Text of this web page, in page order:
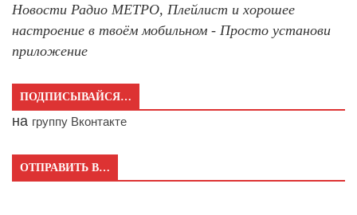
Новости Радио МЕТРО, Плейлист и хорошее
настроение в твоём мобильном - Просто установи
приложение
ПОДПИСЫВАЙСЯ…
на группу Вконтакте
ОТПРАВИТЬ В…